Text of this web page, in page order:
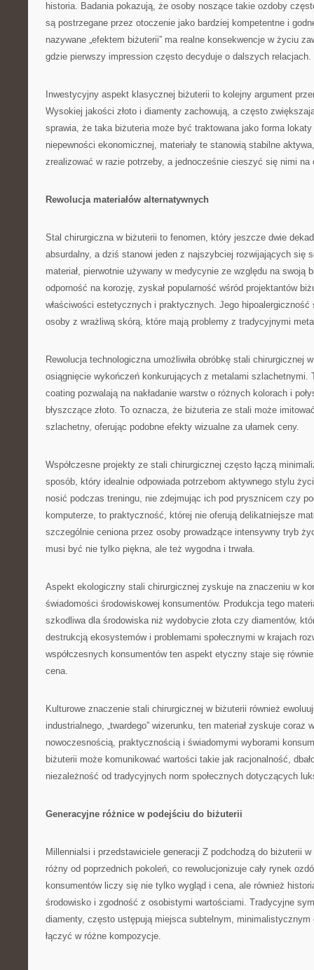
historia. Badania pokazują, że osoby noszące takie ozdoby
są postrzegane przez otoczenie jako bardziej kompetentne i
nazywane „efektem biżuterii” ma realne konsekwencje w życiu
gdzie pierwszy impression często decyduje o dalszych relacjach.
Inwestycyjny aspekt klasycznej biżuterii to kolejny argument
Wysokiej jakości złoto i diamenty zachowują, a często
sprawia, że taka biżuteria może być traktowana jako forma lokaty
niepewności ekonomicznej, materiały te stanowią stabilne
zrealizować w razie potrzeby, a jednocześnie cieszyć się nimi na
Rewolucja materiałów alternatywnych
Stal chirurgiczna w biżuterii to fenomen, który jeszcze dwie
absurdalny, a dziś stanowi jeden z najszybciej rozwijających się
materiał, pierwotnie używany w medycynie ze względu na swoją
odporność na korozję, zyskał popularność wśród projektantów
właściwości estetycznych i praktycznych. Jego hipoalergiczność
osoby z wrażliwą skórą, które mają problemy z tradycyjnymi
Rewolucja technologiczna umożliwiła obróbkę stali chirurgicznej
osiągnięcie wykończeń konkurujących z metalami szlachetnymi.
coating pozwalają na nakładanie warstw o różnych kolorach i
błyszczące złoto. To oznacza, że biżuteria ze stali może
szlachetny, oferując podobne efekty wizualne za ułamek ceny.
Współczesne projekty ze stali chirurgicznej często łączą
sposób, który idealnie odpowiada potrzebom aktywnego stylu
nosić podczas treningu, nie zdejmując ich pod prysznicem czy
komputerze, to praktyczność, której nie oferują delikatniejsze
szczególnie ceniona przez osoby prowadzące intensywny tryb
musi być nie tylko piękna, ale też wygodna i trwała.
Aspekt ekologiczny stali chirurgicznej zyskuje na znaczeniu w
świadomości środowiskowej konsumentów. Produkcja tego
szkodliwa dla środowiska niż wydobycie złota czy diamentów,
destrukcją ekosystemów i problemami społecznymi w krajach
współczesnych konsumentów ten aspekt etyczny staje się
cena.
Kulturowe znaczenie stali chirurgicznej w biżuterii również
industrialnego, „twardego” wizerunku, ten materiał zyskuje coraz
nowoczesnością, praktycznością i świadomymi wyborami
biżuterii może komunikować wartości takie jak racjonalność,
niezależność od tradycyjnych norm społecznych dotyczących
Generacyjne różnice w podejściu do biżuterii
Millennialsi i przedstawiciele generacji Z podchodzą do biżuterii
różny od poprzednich pokoleń, co rewolucjonizuje cały rynek
konsumentów liczy się nie tylko wygląd i cena, ale również
środowisko i zgodność z osobistymi wartościami. Tradycyjne
diamenty, często ustępują miejsca subtelnym, minimalistycznym
łączyć w różne kompozycje.